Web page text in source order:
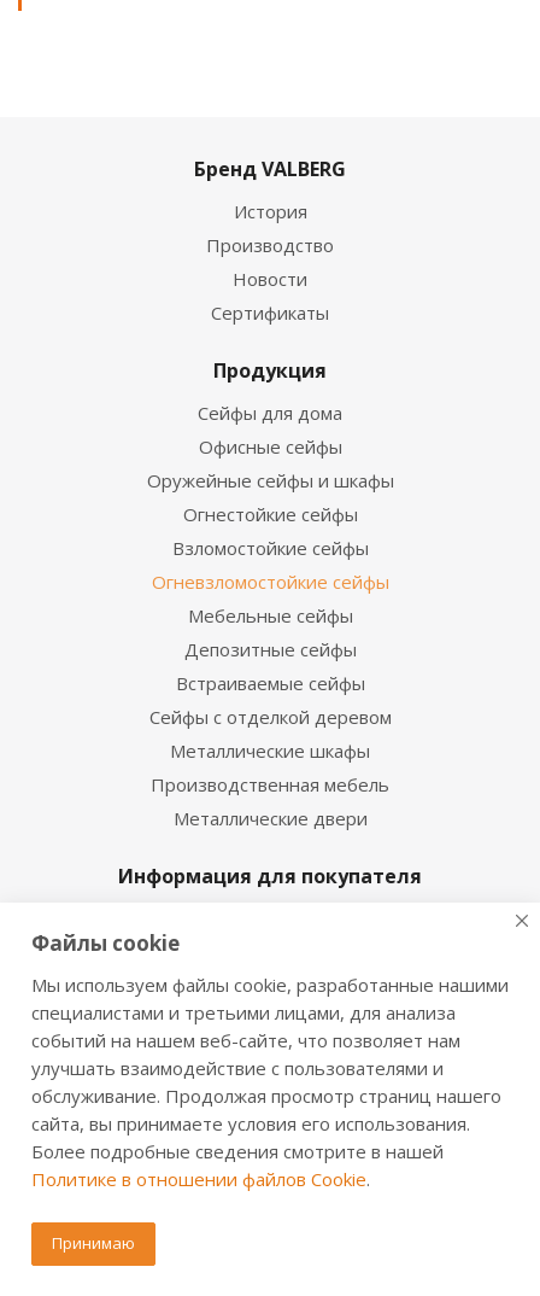
Бренд VALBERG
История
Производство
Новости
Сертификаты
Продукция
Сейфы для дома
Офисные сейфы
Оружейные сейфы и шкафы
Огнестойкие сейфы
Взломостойкие сейфы
Огневзломостойкие сейфы
Мебельные сейфы
Депозитные сейфы
Встраиваемые сейфы
Сейфы с отделкой деревом
Металлические шкафы
Производственная мебель
Металлические двери
Информация для покупателя
Сертификаты и инструкции
Доставка и оплата
Обмен и возврат
Дилерам
Регионы
Акции и скидки
Статьи
Инструкции к сейфам Valberg
Файлы cookie
Мы используем файлы cookie, разработанные нашими
специалистами и третьими лицами, для анализа
событий на нашем веб-сайте, что позволяет нам
улучшать взаимодействие с пользователями и
обслуживание. Продолжая просмотр страниц нашего
сайта, вы принимаете условия его использования.
Более подробные сведения смотрите в нашей
Политике в отношении файлов Cookie.
Принимаю